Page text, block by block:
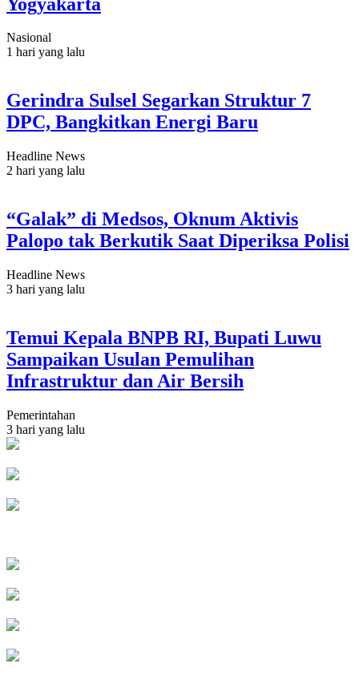
Nasional
1 hari yang lalu
Gerindra Sulsel Segarkan Struktur 7
DPC, Bangkitkan Energi Baru
Headline News
2 hari yang lalu
“Galak” di Medsos, Oknum Aktivis
Palopo tak Berkutik Saat Diperiksa Polisi
Headline News
3 hari yang lalu
Temui Kepala BNPB RI, Bupati Luwu
Sampaikan Usulan Pemulihan
Infrastruktur dan Air Bersih
Pemerintahan
3 hari yang lalu